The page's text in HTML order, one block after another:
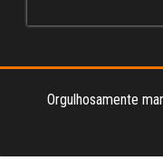
Orgulhosamente